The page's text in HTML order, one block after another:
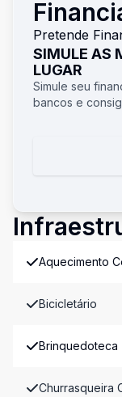
Pretende
SIMULE AS
LUGAR
Simule seu
bancos e
Aquecimento
Bicicletário
Brinquedoteca
Churrasqueira